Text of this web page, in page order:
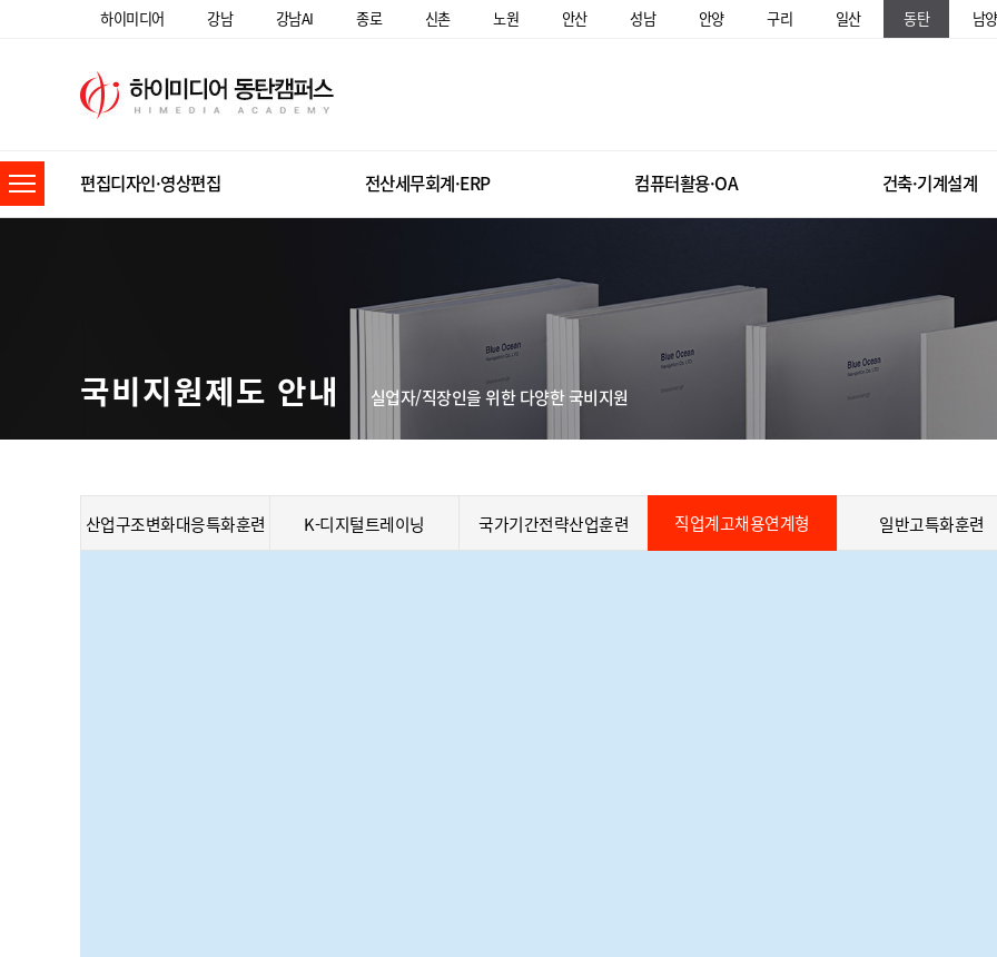
하이미디어 강남 강남AI 종로 신촌 노원 안산 성남 안양 구리 일산 동탄 남
편집디자인·영상편집 전산세무회계·ERP 컴퓨터활용·OA 건축·기계설계
국비지원제도 안내 실업자/직장인을 위한 다양한 국비지원
산업구조변화대응특화훈련 K-디지털트레이닝 국가기간전략산업훈련 직업계고채용연계형 일반고특화훈련